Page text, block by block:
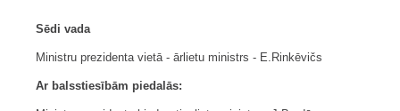
Sēdi vada
Ministru prezidenta vietā - ārlietu ministrs - E.Rinkēvičs
Ar balsstiesībām piedalās: